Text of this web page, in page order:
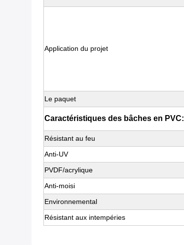
Application du projet
Le paquet
Caractéristiques des bâches en PVC:
Résistant au feu
Anti-UV
PVDF/acrylique
Anti-moisi
Environnemental
Résistant aux intempéries